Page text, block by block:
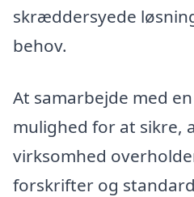
skræddersyede
behov.
At samarbejde med
mulighed for at sikre,
virksomhed
forskrifter og